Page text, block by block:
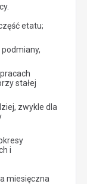
etatu;
stałej
zwykle dla
i
miesięczna